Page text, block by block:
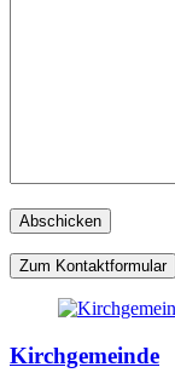
Zum Kontaktformular
Kirchgemeinde